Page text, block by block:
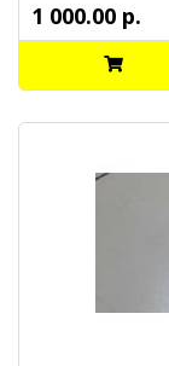
1 000.00 р.